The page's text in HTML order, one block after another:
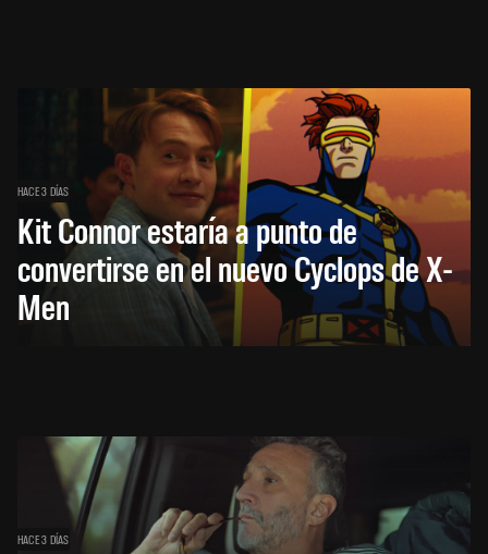
HACE 3 DÍAS
Kit Connor estaría a punto de
convertirse en el nuevo Cyclops de X-
Men
HACE 3 DÍAS